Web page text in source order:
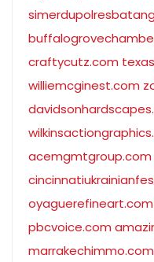
craftycutz.com
williemcginest.com
acemgmtgroup.com
oyaguerefineart.com
pbcvoice.com
marrakechimmo.com